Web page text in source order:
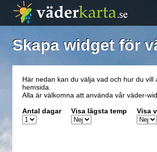
Skapa widget för
Här nedan kan du välja vad och hur du
hemsida.
Alla är välkomna att använda vår väder-
Antal dagar
Visa lägsta temp Visa